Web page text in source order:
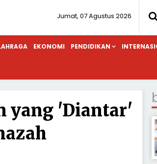
Jumat, 07 Agustus 2026
EKONOMI PENDIDIKAN
yang 'Diantar'